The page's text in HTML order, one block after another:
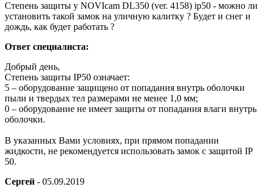
Степень защиты у NOVIcam DL350 (ver. 4158) ip50 - можно ли
установить такой замок на уличную калитку ? Будет и снег и
дождь, как будет работать ?
Ответ специалиста:
Добрый день,
Степень защиты IP50 означает:
5 – оборудование защищено от попадания внутрь оболочки
пыли и твердых тел размерами не менее 1,0 мм;
0 – оборудование не имеет защиты от попадания влаги внутрь
оболочки.
В указанных Вами условиях, при прямом попадании
жидкости, не рекомендуется использовать замок с защитой IP
50.
Сергей - 05.09.2019